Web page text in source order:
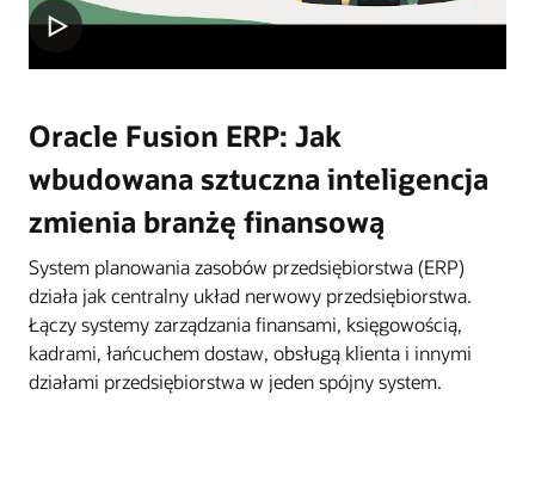
Oracle Fusion ERP: Jak
wbudowana sztuczna inteligencja
zmienia branżę finansową
System planowania zasobów przedsiębiorstwa (ERP)
działa jak centralny układ nerwowy przedsiębiorstwa.
Łączy systemy zarządzania finansami, księgowością,
kadrami, łańcuchem dostaw, obsługą klienta i innymi
działami przedsiębiorstwa w jeden spójny system.